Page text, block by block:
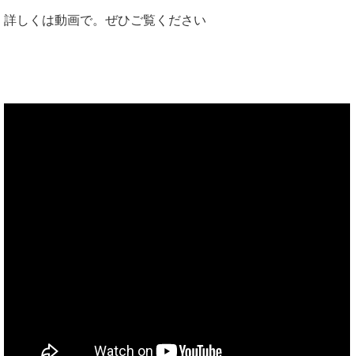
詳しくは動画で。ぜひご覧ください